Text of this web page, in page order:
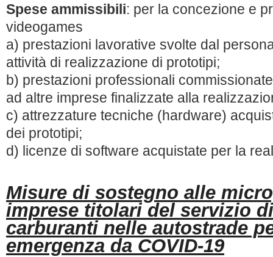
Spese ammissibili: per la concezione e
videogames
a) prestazioni lavorative svolte dal
attività di realizzazione di prototipi;
b) prestazioni professionali
ad altre imprese finalizzate alla
c) attrezzature tecniche (hardware)
dei prototipi;
d) licenze di software acquistate per la
Misure di sostegno alle
imprese titolari del servizio
carburanti nelle autostrade
emergenza da COVID-19